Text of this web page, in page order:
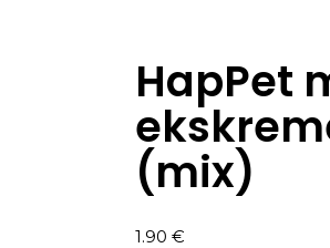
HapPet
(mix)
1.90 €